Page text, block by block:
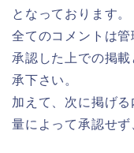
となっております。
全てのコメントは管
承認した上での掲
承下さい。
加えて、次に掲げ
量によって承認せず